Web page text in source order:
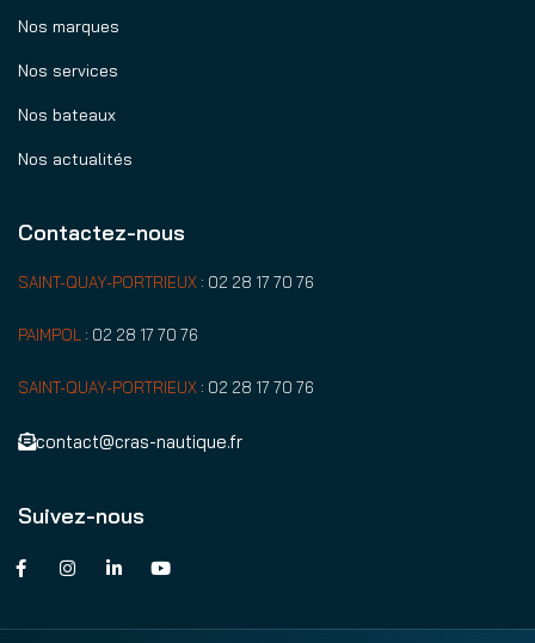
Nos marques
Nos services
Nos bateaux
Nos actualités
Contactez-nous
SAINT-QUAY-PORTRIEUX : 02 28 17 70 76
PAIMPOL : 02 28 17 70 76
SAINT-QUAY-PORTRIEUX : 02 28 17 70 76
contact@cras-nautique.fr
Suivez-nous